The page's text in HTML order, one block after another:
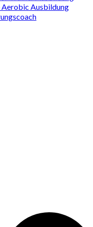
Aerobic Ausbildung